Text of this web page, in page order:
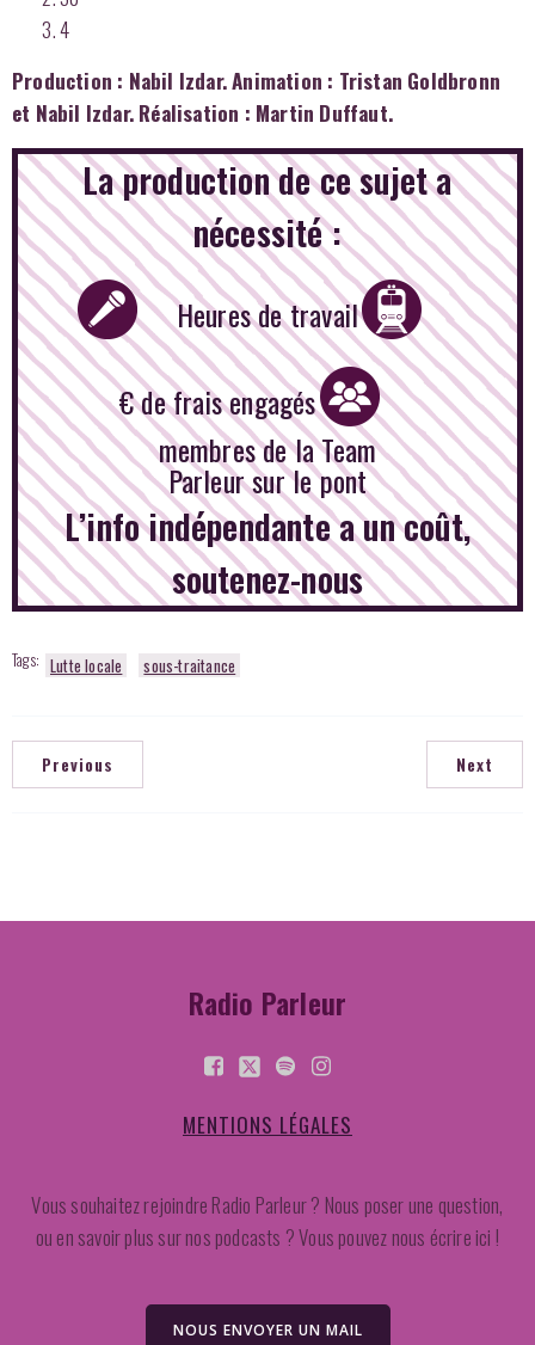
4
Production : Nabil Izdar. Animation : Tristan Goldbronn
et Nabil Izdar. Réalisation : Martin Duffaut.
La production de ce sujet a
nécessité :
Heures de travail
€ de frais engagés
membres de la Team
Parleur sur le pont
L’info indépendante a un coût,
soutenez-nous
Tags: Lutte locale sous-traitance
Previous Next
Radio Parleur
MENTIONS LÉGALES
Vous souhaitez rejoindre Radio Parleur ? Nous poser une question,
ou en savoir plus sur nos podcasts ? Vous pouvez nous écrire ici !
NOUS ENVOYER UN MAIL